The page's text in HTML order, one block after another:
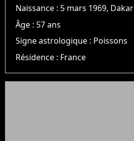
Naissance : 5 mars 1969, Dakar
Âge : 57 ans
Signe astrologique : Poissons
Résidence : France